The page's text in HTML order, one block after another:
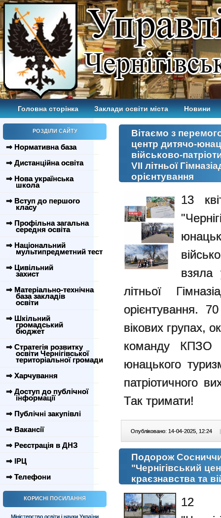
Головна сторінка Заклади освіти міста Новини
РОЗДІЛИ САЙТУ
⇒ Нормативна база
⇒ Дистанційна освіта
⇒ Нова українська
школа
⇒ Вступ до першого
класу
⇒ Профільна загальна
середня освіта
⇒ Національний
мультипредметний тест
⇒ Цивільний
захист
⇒ Матеріально-технічна
база закладів
освіти
⇒ Шкільний
громадський
бюджет
⇒ Стратегія розвитку
освіти Чернігівської
територіальної громади
⇒ Харчування
⇒ Доступ до публічної
інформації
⇒ Публічні закупівлі
⇒ Вакансії
⇒ Реєстрація в ДНЗ
⇒ ІРЦ
⇒ Телефони
КОРИСНІ ПОСИЛАННЯ
Міністерство освіти і науки України
Вітаємо з
центр дитячо-
військово-
VII літньої
орієнтування
13
взяла
літньої
орієнтування.
вікових групах,
команду КПЗО
юнацького
патріотичного
Так тримати!
Опубліковано: 14-04-2025, 12:24 |
Подорож
"Чернігівський
краєзнавства та
12